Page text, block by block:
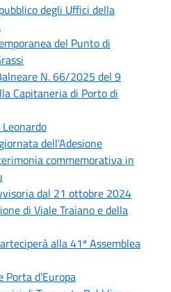
degli Uffici della
del Punto di
N. 66/2025 del 9
Capitaneria di Porto di
dell'Adesione
commemorativa in
dal 21 ottobre 2024
di Viale Traiano e della
alla 41ª Assemblea
Porta d’Europa